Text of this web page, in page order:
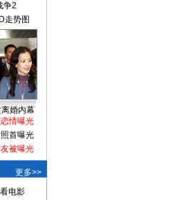
争2
走势图
婚内幕
情曝光
首曝光
被曝光
更多>>
电影